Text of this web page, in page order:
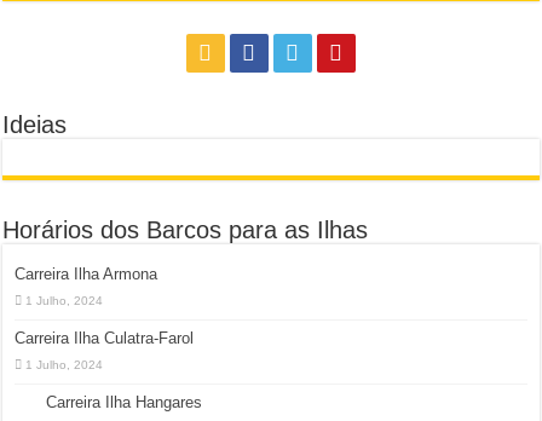
Ideias
Horários dos Barcos para as Ilhas
Carreira Ilha Armona
1 Julho, 2024
Carreira Ilha Culatra-Farol
1 Julho, 2024
Carreira Ilha Hangares